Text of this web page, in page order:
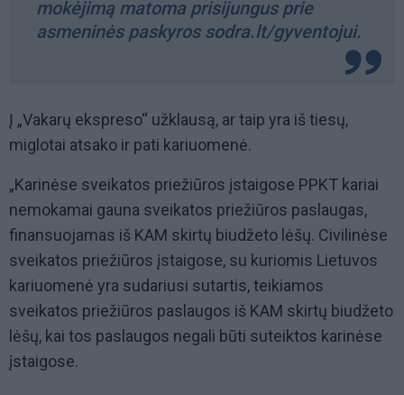
mokėjimą matoma prisijungus prie
asmeninės paskyros sodra.lt/gyventojui.
Į „Vakarų ekspreso“ užklausą, ar taip yra iš tiesų,
miglotai atsako ir pati kariuomenė.
„Karinėse sveikatos priežiūros įstaigose PPKT kariai
nemokamai gauna sveikatos priežiūros paslaugas,
finansuojamas iš KAM skirtų biudžeto lėšų. Civilinėse
sveikatos priežiūros įstaigose, su kuriomis Lietuvos
kariuomenė yra sudariusi sutartis, teikiamos
sveikatos priežiūros paslaugos iš KAM skirtų biudžeto
lėšų, kai tos paslaugos negali būti suteiktos karinėse
įstaigose.